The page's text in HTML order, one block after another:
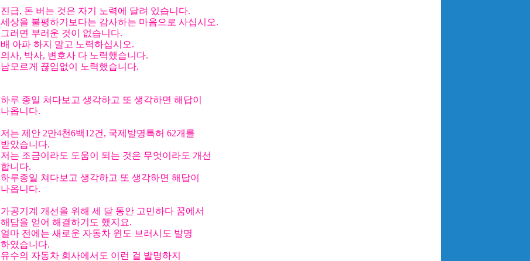
진급, 돈 버는 것은 자기 노력에 달려 있습니다.
세상을 불평하기보다는 감사하는 마음으로 사십시오.
그러면 부러운 것이 없습니다.
배 아파 하지 말고 노력하십시오.
의사, 박사, 변호사 다 노력했습니다.
남모르게 끊임없이 노력했습니다.
하루 종일 쳐다보고 생각하고 또 생각하면 해답이
나옵니다.
저는 제안 2만4천6백12건, 국제발명특허 62개를
받았습니다.
저는 조금이라도 도움이 되는 것은 무엇이라도 개선
합니다.
하루종일 쳐다보고 생각하고 또 생각하면 해답이
나옵니다.
가공기계 개선을 위해 세 달 동안 고민하다 꿈에서
해답을 얻어 해결하기도 했지요.
얼마 전에는 새로운 자동차 윈도 브러시도 발명
하였습니다.
유수의 자동차 회사에서도 이런 걸 발명하지